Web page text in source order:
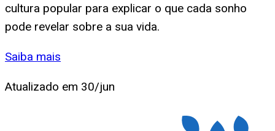
cultura popular para explicar o que cada sonho
pode revelar sobre a sua vida.
Saiba mais
Atualizado em 30/jun